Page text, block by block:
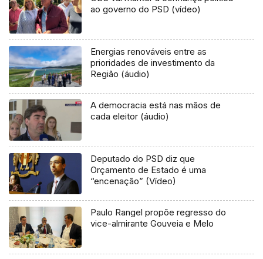
ao governo do PSD (vídeo)
Energias renováveis entre as
prioridades de investimento da
Região (áudio)
A democracia está nas mãos de
cada eleitor (áudio)
Deputado do PSD diz que
Orçamento de Estado é uma
“encenação” (Vídeo)
Paulo Rangel propõe regresso do
vice-almirante Gouveia e Melo